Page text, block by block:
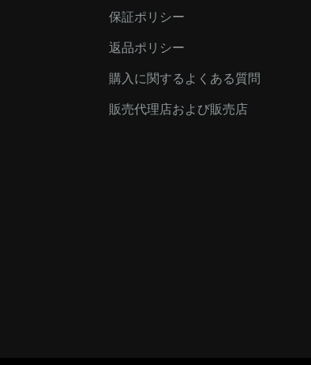
保証ポリシー
返品ポリシー
購入に関するよくある質問
販売代理店および販売店